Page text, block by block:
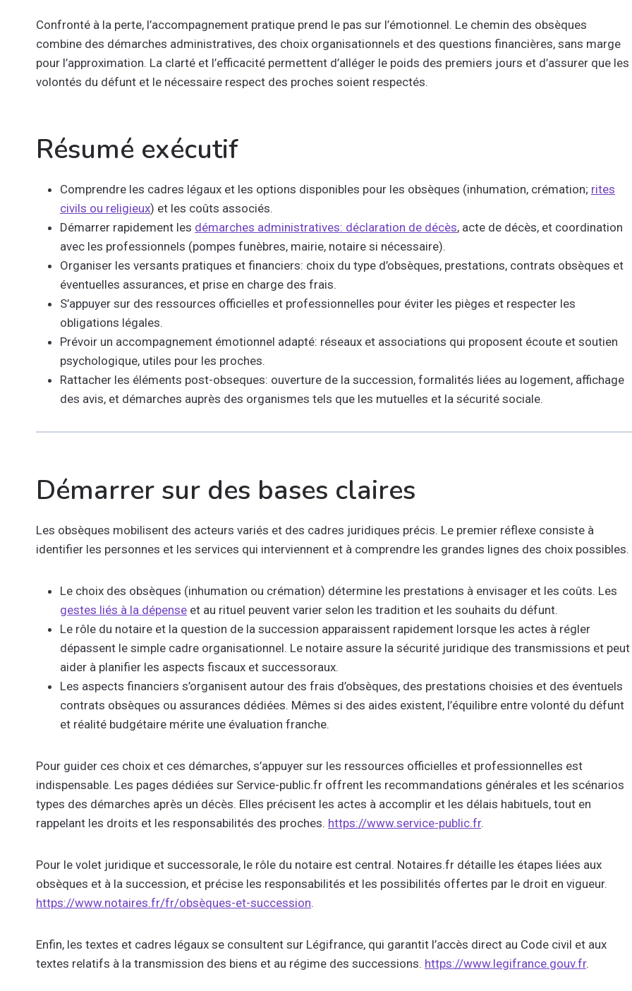
Confronté à la perte, l’accompagnement pratique prend le pas sur l’émotionnel. Le chemin des obsèques
combine des démarches administratives, des choix organisationnels et des questions financières, sans marge
pour l’approximation. La clarté et l’efficacité permettent d’alléger le poids des premiers jours et d’assurer que les
volontés du défunt et le nécessaire respect des proches soient respectés.
Résumé exécutif
Comprendre les cadres légaux et les options disponibles pour les obsèques (inhumation, crémation; rites
civils ou religieux) et les coûts associés.
Démarrer rapidement les démarches administratives: déclaration de décès, acte de décès, et coordination
avec les professionnels (pompes funèbres, mairie, notaire si nécessaire).
Organiser les versants pratiques et financiers: choix du type d’obsèques, prestations, contrats obsèques et
éventuelles assurances, et prise en charge des frais.
S’appuyer sur des ressources officielles et professionnelles pour éviter les pièges et respecter les
obligations légales.
Prévoir un accompagnement émotionnel adapté: réseaux et associations qui proposent écoute et soutien
psychologique, utiles pour les proches.
Rattacher les éléments post-obseques: ouverture de la succession, formalités liées au logement, affichage
des avis, et démarches auprès des organismes tels que les mutuelles et la sécurité sociale.
Démarrer sur des bases claires
Les obsèques mobilisent des acteurs variés et des cadres juridiques précis. Le premier réflexe consiste à
identifier les personnes et les services qui interviennent et à comprendre les grandes lignes des choix possibles.
Le choix des obsèques (inhumation ou crémation) détermine les prestations à envisager et les coûts. Les
gestes liés à la dépense et au rituel peuvent varier selon les tradition et les souhaits du défunt.
Le rôle du notaire et la question de la succession apparaissent rapidement lorsque les actes à régler
dépassent le simple cadre organisationnel. Le notaire assure la sécurité juridique des transmissions et peut
aider à planifier les aspects fiscaux et successoraux.
Les aspects financiers s’organisent autour des frais d’obsèques, des prestations choisies et des éventuels
contrats obsèques ou assurances dédiées. Mêmes si des aides existent, l’équilibre entre volonté du défunt
et réalité budgétaire mérite une évaluation franche.
Pour guider ces choix et ces démarches, s’appuyer sur les ressources officielles et professionnelles est
indispensable. Les pages dédiées sur Service-public.fr offrent les recommandations générales et les scénarios
types des démarches après un décès. Elles précisent les actes à accomplir et les délais habituels, tout en
rappelant les droits et les responsabilités des proches. https://www.service-public.fr.
Pour le volet juridique et successorale, le rôle du notaire est central. Notaires.fr détaille les étapes liées aux
obsèques et à la succession, et précise les responsabilités et les possibilités offertes par le droit en vigueur.
https://www.notaires.fr/fr/obsèques-et-succession.
Enfin, les textes et cadres légaux se consultent sur Légifrance, qui garantit l’accès direct au Code civil et aux
textes relatifs à la transmission des biens et au régime des successions. https://www.legifrance.gouv.fr.